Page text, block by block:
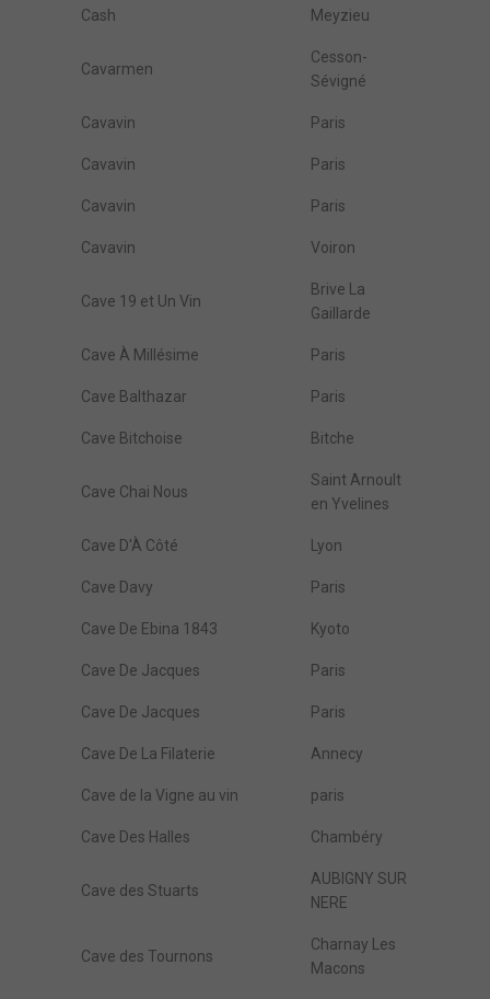
Cash Meyzieu
Cavarmen
Cesson-
Sévigné
Cavavin Paris
Cavavin Paris
Cavavin Paris
Cavavin Voiron
Cave 19 et Un Vin
Brive La
Gaillarde
Cave À Millésime Paris
Cave Balthazar Paris
Cave Bitchoise Bitche
Cave Chai Nous
Saint Arnoult
en Yvelines
Cave D'À Côté Lyon
Cave Davy Paris
Cave De Ebina 1843 Kyoto
Cave De Jacques Paris
Cave De Jacques Paris
Cave De La Filaterie Annecy
Cave de la Vigne au vin paris
Cave Des Halles Chambéry
Cave des Stuarts
AUBIGNY SUR
NERE
Cave des Tournons
Charnay Les
Macons